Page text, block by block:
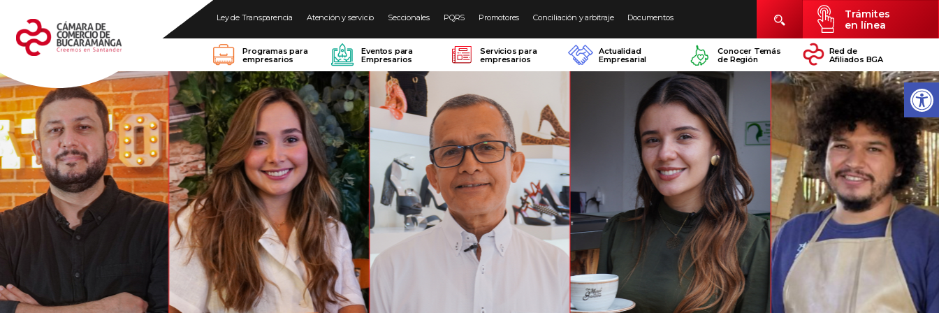
Ley de Transparencia Atención y servicio Seccionales PQRS Promotores Conciliación y arbitraje Documentos
Trámites
en línea
Programas para
empresarios
Eventos para
Empresarios
Servicios para
empresarios
Actualidad
Empresarial
Conocer Temás
de Región
Red de
Afiliados BGA